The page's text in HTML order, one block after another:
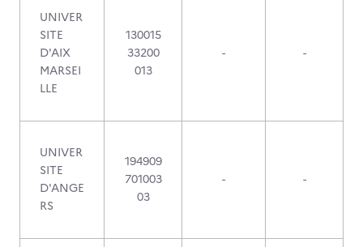
UNIVER
SITE
D'AIX
MARSEI
LLE
130015
33200
013
- -
UNIVER
SITE
D'ANGE
RS
194909
701003
03
- -